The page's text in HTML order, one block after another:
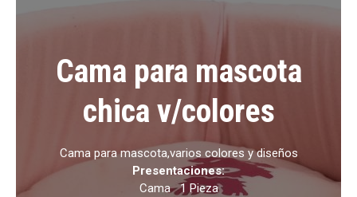
Cama para mascota
chica v/colores
Cama para mascota,varios colores y diseños
Presentaciones:
Cama 1 Pieza